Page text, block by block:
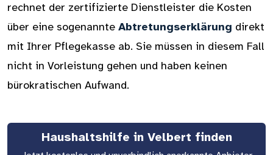
rechnet der zertifizierte Dienstleister die Kosten
über eine sogenannte Abtretungserklärung direkt
mit Ihrer Pflegekasse ab. Sie müssen in diesem Fall
nicht in Vorleistung gehen und haben keinen
bürokratischen Aufwand.
Haushaltshilfe in Velbert finden